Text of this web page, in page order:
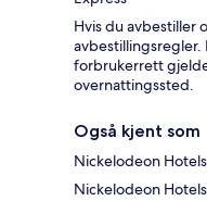
Hvis du avbestiller
avbestillingsregler.
forbrukerrett
overnattingssted.
Også kjent som
Nickelodeon
Nickelodeon